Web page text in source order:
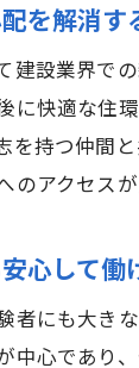
を解消す
建設業界で
に快適な住
を持つ仲間
のアクセス
心して働
者にも大き
中心であり